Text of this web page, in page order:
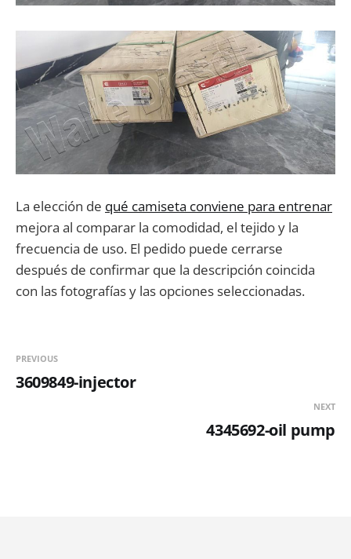
La elección de qué camiseta conviene para entrenar
mejora al comparar la comodidad, el tejido y la
frecuencia de uso. El pedido puede cerrarse
después de confirmar que la descripción coincida
con las fotografías y las opciones seleccionadas.
PREVIOUS
3609849-injector
NEXT
4345692-oil pump